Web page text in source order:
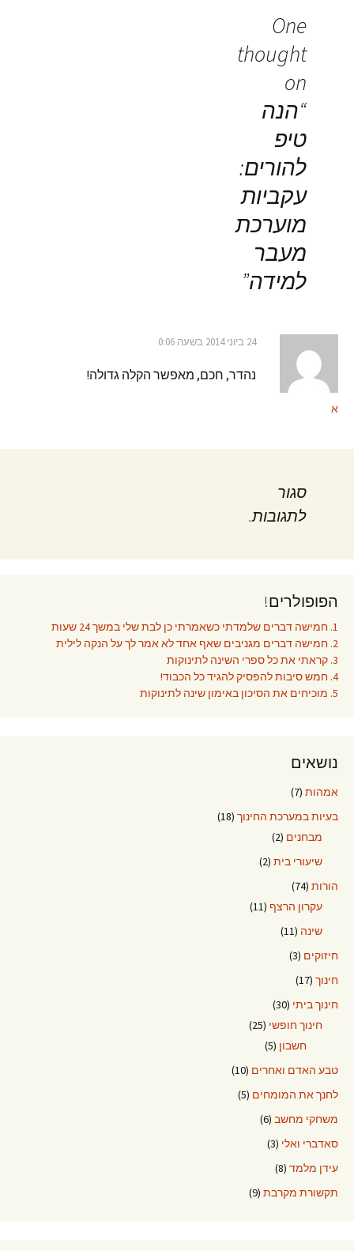
בפוסטים
One
thought
on
“הנה
טיפ
להורים:
עקביות
מוערכת
מעבר
למידה”
א
24 ביוני 2014 בשעה 0:06
נהדר, חכם, מאפשר הקלה גדולה!
סגור
לתגובות.
הפופולרים!
1. חמישה דברים שלמדתי כשאמרתי כן לבת שלי במשך 24 שעות
2. חמישה דברים מגניבים שאף אחד לא אמר לך על הנקה לילית
3. קראתי את כל ספרי השינה לתינוקות
4. חמש סיבות להפסיק להגיד כל הכבוד!
5. מוכיחים את הסיכון באימון שינה לתינוקות
נושאים
אמהות (7)
בעיות במערכת החינוך (18)
מבחנים (2)
שיעורי בית (2)
הורות (74)
עקרון הרצף (11)
שינה (11)
חיזוקים (3)
חינוך (17)
חינוך ביתי (30)
חינוך חופשי (25)
חשבון (5)
טבע האדם ואחרים (10)
לחנך את המומחים (5)
משחקי מחשב (6)
סאדברי ואלי (3)
עידן מלמד (8)
תקשורת מקרבת (9)